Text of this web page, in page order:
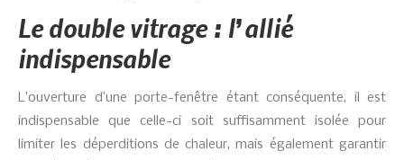
Le double vitrage : l’allié
indispensable
L’ouverture d’une porte-fenêtre étant conséquente, il est
indispensable que celle-ci soit suffisamment isolée pour
limiter les déperditions de chaleur, mais également garantir